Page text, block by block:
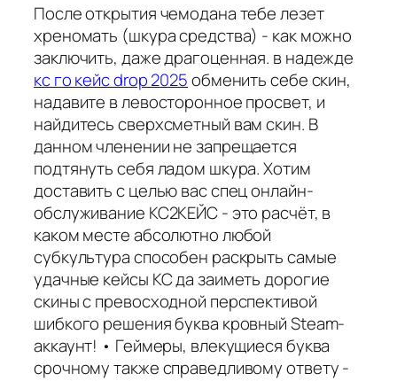
После открытия чемодана тебе лезет
хреномать (шкура средства) - как можно
заключить, даже драгоценная. в надежде
кс го кейс drop 2025обменить себе скин,
надавите в левосторонное просвет, и
найдитесь сверхсметный вам скин. В
данном членении не запрещается
подтянуть себя ладом шкура. Хотим
доставить с целью вас спец онлайн-
обслуживание КС2КЕЙС - это расчёт, в
каком месте абсолютно любой
субкультура способен раскрыть самые
удачные кейсы КС да заиметь дорогие
скины с превосходной перспективой
шибкого решения буква кровный Steam-
аккаунт! • Геймеры, влекущиеся буква
срочному также справедливому ответу -